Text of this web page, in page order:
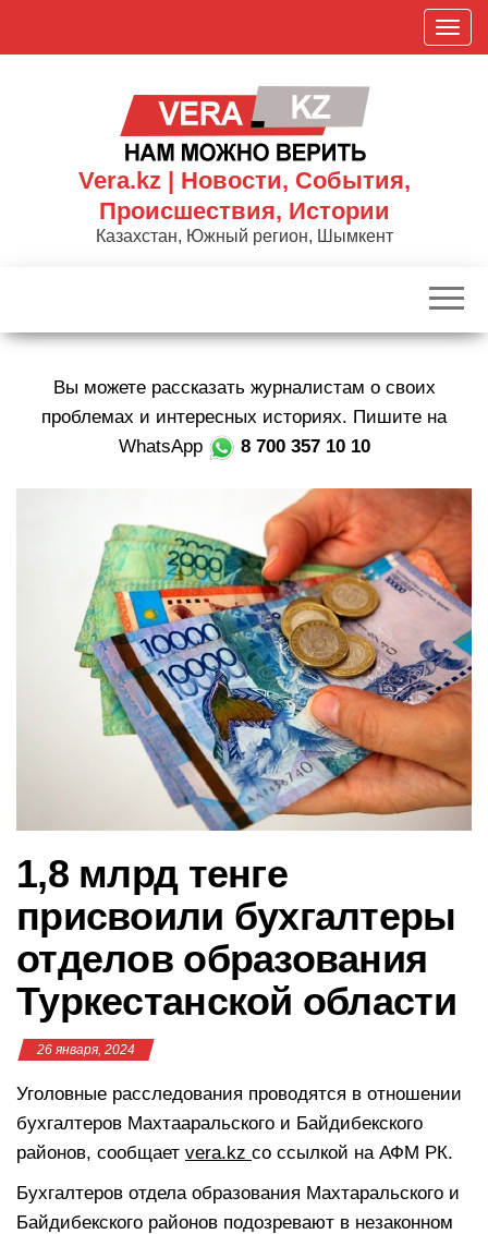
П
о
к
р
в
и
а
ц
ю
Vera.kz | Новости, События,
Происшествия, Истории
Казахстан, Южный регион, Шымкент
Вы можете рассказать журналистам о своих
проблемах и интересных историях. Пишите на
WhatsApp
8 700 357 10 10
1,8 млрд тенге
присвоили бухгалтеры
отделов образования
Туркестанской области
26 января, 2024
Уголовные расследования проводятся в отношении
бухгалтеров Махтааральского и Байдибекского
районов, сообщает vera.kz со ссылкой на АФМ РК.
Бухгалтеров отдела образования Махтаральского и
Байдибекского районов подозревают в незаконном